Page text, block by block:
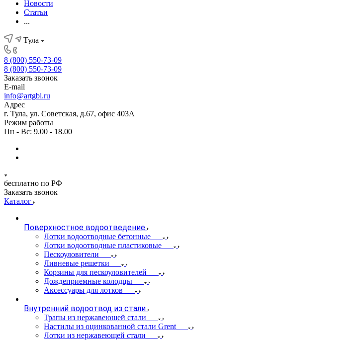
Новости
Статьи
...
Тула
8 (800) 550-73-09
8 (800) 550-73-09
Заказать звонок
E-mail
info@artgbi.ru
Адрес
г. Тула, ул. Советская, д.67, офис 403А
Режим работы
Пн - Вс: 9.00 - 18.00
бесплатно по РФ
Заказать звонок
Каталог
Поверхностное водоотведение
Лотки водоотводные бетонные
Лотки водоотводные пластиковые
Пескоуловители
Ливневые решетки
Корзины для пескоуловителей
Дождеприемные колодцы
Аксессуары для лотков
Внутренний водоотвод из стали
Трапы из нержавеющей стали
Настилы из оцинкованной стали Grent
Лотки из нержавеющей стали